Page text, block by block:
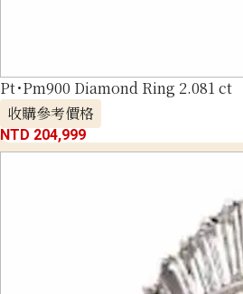
Pt･Pm900 Diamond Ring 2.081 ct
收購參考價格
NTD 204,999